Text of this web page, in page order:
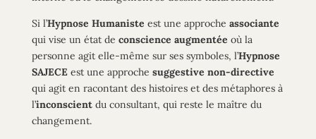
Si l’Hypnose Humaniste est une approche associante
qui vise un état de conscience augmentée où la
personne agit elle-même sur ses symboles, l’Hypnose
SAJECEest une approche suggestive non-directive
qui agit en racontant des histoires et des métaphores à
l’inconscientdu consultant, qui reste le maître du
changement.